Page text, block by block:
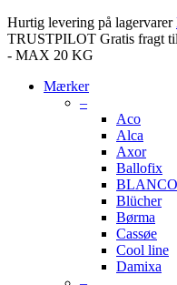
Hurtig levering på lagervarer
TRUSTPILOT Gratis fragt
- MAX 20 KG
Mærker
–
Aco
Alca
Axor
Ballofix
BLANCO
Blücher
Børma
Cassøe
Cool line
Damixa